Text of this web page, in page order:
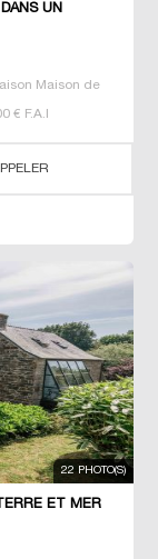
UN
Maison de
€ F.A.I
22 PHOTO(S)
ET MER